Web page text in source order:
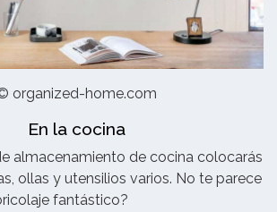
organized-home.com
En la cocina
almacenamiento de cocina colocarás
ollas y utensilios varios. No te parece
fantástico?